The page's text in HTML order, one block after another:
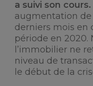
a suivi son cours.
augmentation de
derniers mois en
période en 2020.
l’immobilier ne
niveau de
le début de la